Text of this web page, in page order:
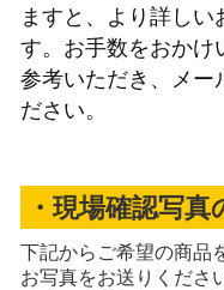
ますと、より詳しい
す。お手数をおかけ
参考いただき、メー
ださい。
・現場確認写
下記からご希望の商品
お写真をお送りくださ